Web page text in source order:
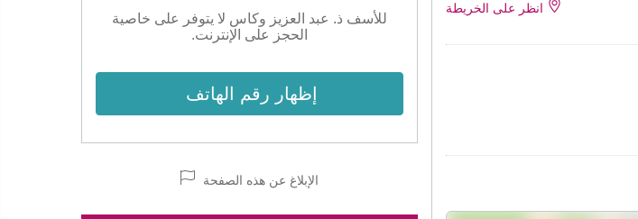
للأسف ذ. عبد العزيز وكاس لا يتوفر على خاصية
الحجز على الإنترنت.
إظهار رقم الهاتف
الإبلاغ عن هذه الصفحة
انظر على الخريطة